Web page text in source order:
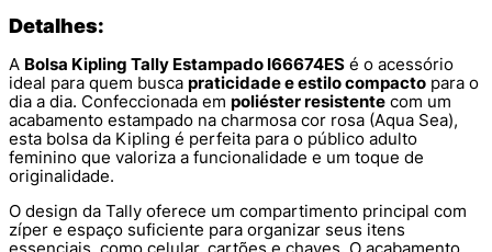
Detalhes:
A Bolsa Kipling Tally Estampado I66674ES é o acessório
ideal para quem busca praticidade e estilo compacto para o
dia a dia. Confeccionada em poliéster resistente com um
acabamento estampado na charmosa cor rosa (Aqua Sea),
esta bolsa da Kipling é perfeita para o público adulto
feminino que valoriza a funcionalidade e um toque de
originalidade.
O design da Tally oferece um compartimento principal com
zíper e espaço suficiente para organizar seus itens